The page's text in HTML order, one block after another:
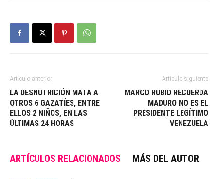
Artículo anterior
LA DESNUTRICIÓN MATA A
OTROS 6 GAZATÍES, ENTRE
ELLOS 2 NIÑOS, EN LAS
ÚLTIMAS 24 HORAS
Artículo siguiente
MARCO RUBIO RECUERDA
MADURO NO ES EL
PRESIDENTE LEGÍTIMO
VENEZUELA
ARTÍCULOS RELACIONADOS MÁS DEL AUTOR